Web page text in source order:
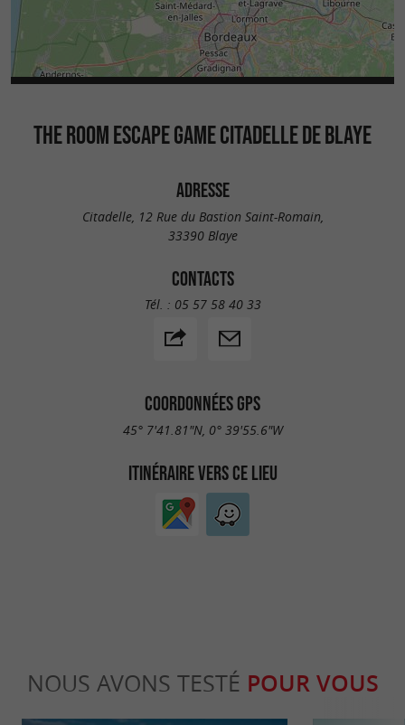
THE ROOM ESCAPE GAME CITADELLE DE BLAYE
ADRESSE
Citadelle, 12 Rue du Bastion Saint-Romain,
33390 Blaye
CONTACTS
Tél. : 05 57 58 40 33
COORDONNÉES GPS
45° 7'41.81"N, 0° 39'55.6"W
ITINÉRAIRE VERS CE LIEU
NOUS AVONS TESTÉ POUR VOUS